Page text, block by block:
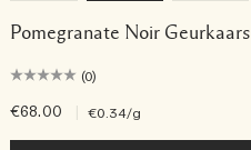
Pomegranate Noir Geurkaars
(0)
€68.00 €0.34/g